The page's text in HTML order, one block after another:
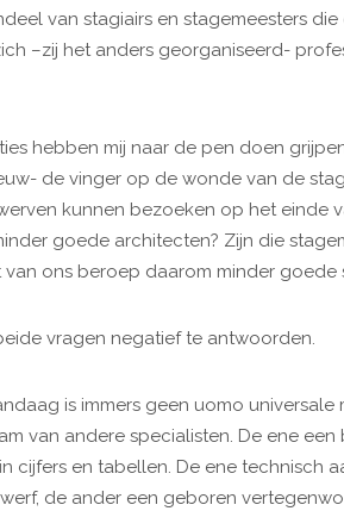
van stagiairs en stagemeesters
–zij het anders georganiseerd-
hebben mij naar de pen doen
de vinger op de wonde van de
kunnen bezoeken op het einde
goede architecten? Zijn die
ons beroep daarom minder goede
vragen negatief te antwoorden.
is immers geen uomo universale
van andere specialisten. De ene
cijfers en tabellen. De ene technisch
de ander een geboren